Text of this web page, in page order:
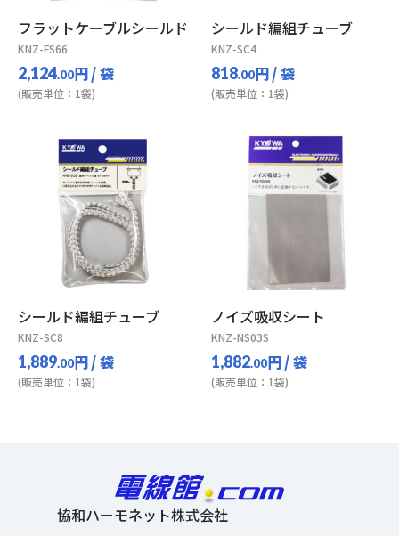
フラットケーブルシールド
KNZ-FS66
2,124.00円/ 袋
(販売単位：1袋)
シールド編組チューブ
KNZ-SC4
818.00円/ 袋
(販売単位：1袋)
シールド編組チューブ
KNZ-SC8
1,889.00円/ 袋
(販売単位：1袋)
ノイズ吸収シート
KNZ-NS03S
1,882.00円/ 袋
(販売単位：1袋)
協和ハーモネット株式会社